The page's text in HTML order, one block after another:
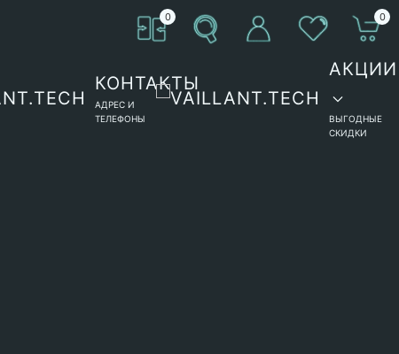
0 0
КОНТАКТЫ
АДРЕС И
ТЕЛЕФОНЫ
АКЦИИ
ВЫГОДНЫЕ
СКИДКИ